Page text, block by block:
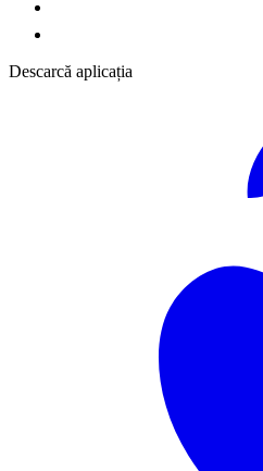
Descarcă aplicația